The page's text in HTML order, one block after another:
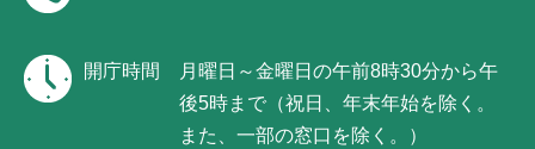
開庁時間
月曜日～金曜日の午前8時30分から午
後5時まで（祝日、年末年始を除く。
また、一部の窓口を除く。）